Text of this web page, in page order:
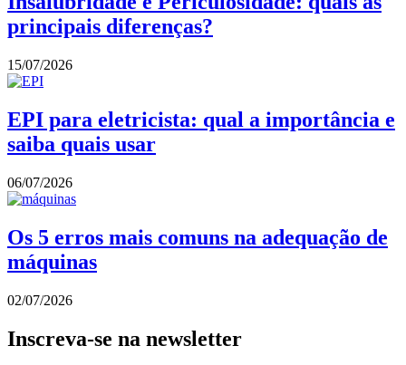
principais diferenças?
15/07/2026
EPI para eletricista: qual a importância e
saiba quais usar
06/07/2026
Os 5 erros mais comuns na adequação de
máquinas
02/07/2026
Inscreva-se na newsletter